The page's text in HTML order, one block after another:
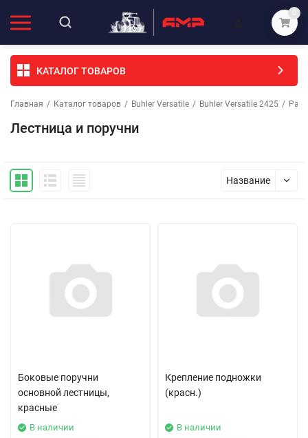
0
КАТАЛОГ ТОВАРОВ
Главная / Каталог товаров / Buhler Versatile / Buhler Versatile 2425 /
Лестница и поручни
Название
Боковые поручни
основной лестницы,
красные
В наличии
Крепление подножки
(красн.)
В наличии